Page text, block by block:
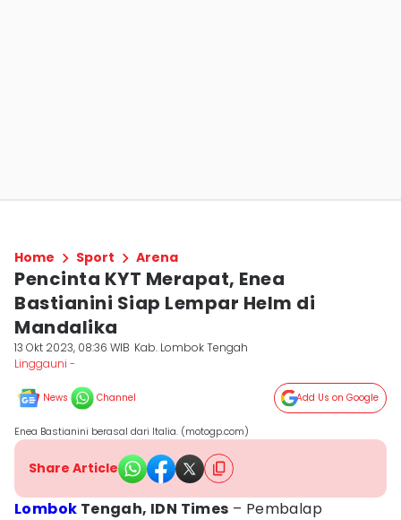
Home Sport Arena
Pencinta KYT Merapat, Enea
Bastianini Siap Lempar Helm di
Mandalika
13 Okt 2023, 08:36 WIB Kab. Lombok Tengah
Linggauni -
News Channel Add Us on Google
Enea Bastianini berasal dari Italia. (motogp.com)
Share Article
Lombok Tengah, IDN Times – Pembalap